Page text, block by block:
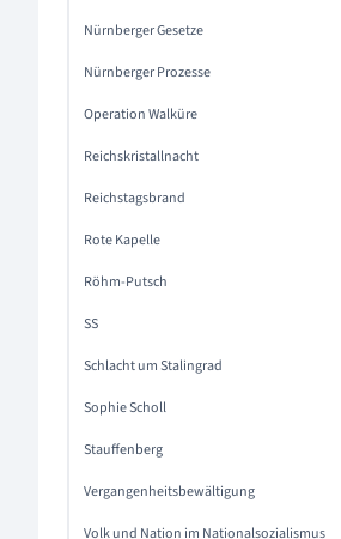
Nürnberger Gesetze
Nürnberger Prozesse
Operation Walküre
Reichskristallnacht
Reichstagsbrand
Rote Kapelle
Röhm-Putsch
SS
Schlacht um Stalingrad
Sophie Scholl
Stauffenberg
Vergangenheitsbewältigung
Volk und Nation im Nationalsozialismus